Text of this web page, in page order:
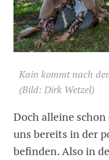
Kain kommt nach
(Bild: Dirk Wetzel)
Doch alleine schon
uns bereits in der
befinden. Also in